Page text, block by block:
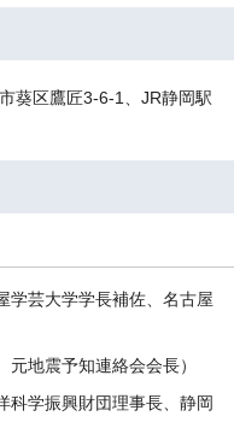
葵区鷹匠3-6-1、JR静岡駅
学芸大学学長補佐、名古屋
地震予知連絡会会長）
科学振興財団理事長、静岡